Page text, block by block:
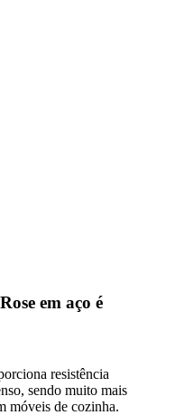
em aço é
resistência
sendo muito mais
móveis de cozinha.